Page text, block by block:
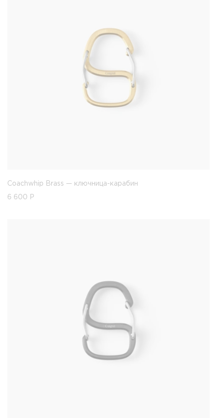
Coachwhip Brass — ключница-карабин
6 600 Р